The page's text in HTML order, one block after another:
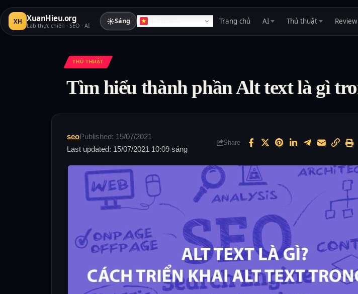
XH XuanHieu.org
Lab thực chiến · SEO · AI ☀Sáng Trang chủ AI Thủ thuật Review
THỦ THUẬT
Tìm hiểu thành phần Alt text là gì
Last updated: 15/07/2021 10:09 sáng
seoPublished: 15/07/2021
Share